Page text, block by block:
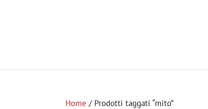
Home / Prodotti taggati “mito”